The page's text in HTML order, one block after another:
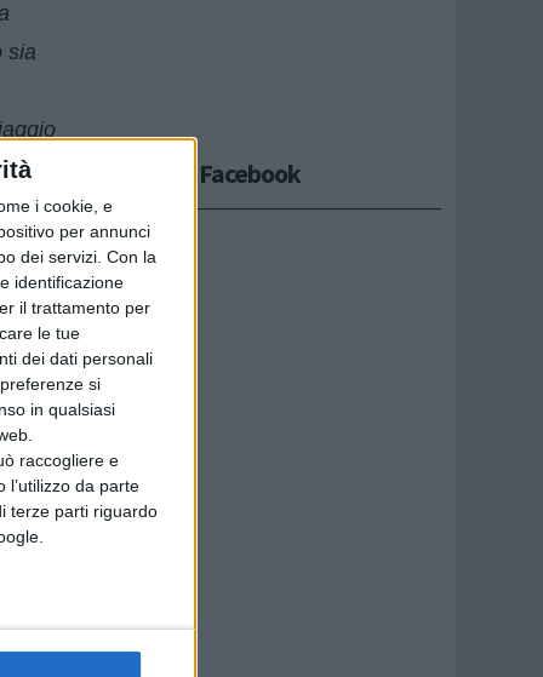
i cookie, e
per annunci
dei servizi. Con la
identificazione
il trattamento per
le tue
dei dati personali
si
in qualsiasi
raccogliere e
da parte
terze parti riguardo
sia
con
Seguici su Facebook